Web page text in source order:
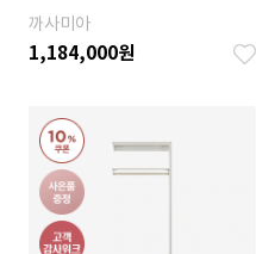
까사미아
1,184,000원